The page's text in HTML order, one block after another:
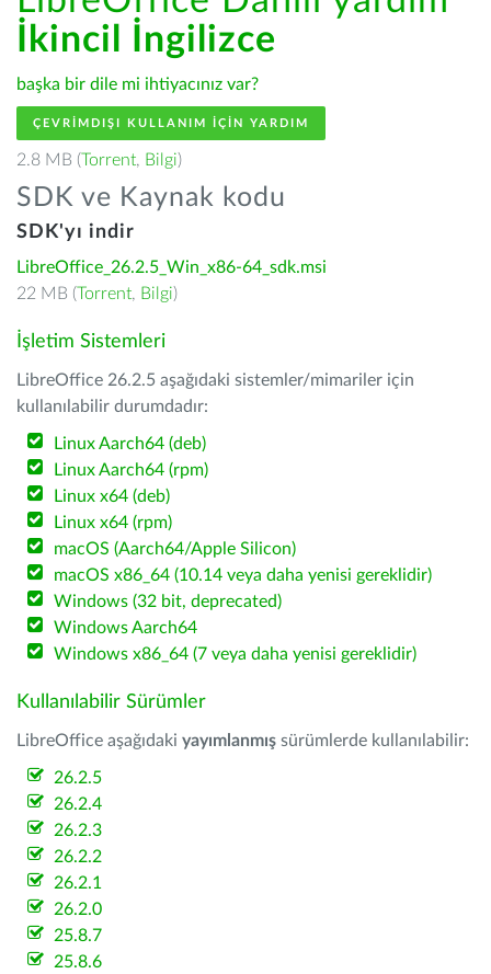
İkincil İngilizce
başka bir dile mi ihtiyacınız var?
ÇEVRIMDIŞI KULLANIM IÇIN YARDIM
2.8 MB (Torrent, Bilgi)
SDK ve Kaynak kodu
SDK'yı indir
LibreOffice_26.2.5_Win_x86-64_sdk.msi
22 MB (Torrent, Bilgi)
İşletim Sistemleri
LibreOffice 26.2.5 aşağıdaki sistemler/mimariler için
kullanılabilir durumdadır:
Linux Aarch64 (deb)
Linux Aarch64 (rpm)
Linux x64 (deb)
Linux x64 (rpm)
macOS (Aarch64/Apple Silicon)
macOS x86_64 (10.14 veya daha yenisi gereklidir)
Windows (32 bit, deprecated)
Windows Aarch64
Windows x86_64 (7 veya daha yenisi gereklidir)
Kullanılabilir Sürümler
LibreOffice aşağıdaki yayımlanmış sürümlerde kullanılabilir:
26.2.5
26.2.4
26.2.3
26.2.2
26.2.1
26.2.0
25.8.7
25.8.6